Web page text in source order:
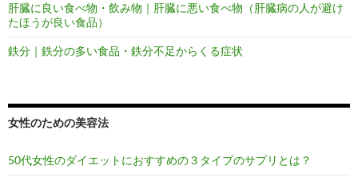
肝臓に良い食べ物・飲み物｜肝臓に悪い食べ物（肝臓病の人が避け
たほうが良い食品）
鉄分｜鉄分の多い食品・鉄分不足からくる症状
女性のための美容法
50代女性のダイエットにおすすめの３タイプのサプリとは？